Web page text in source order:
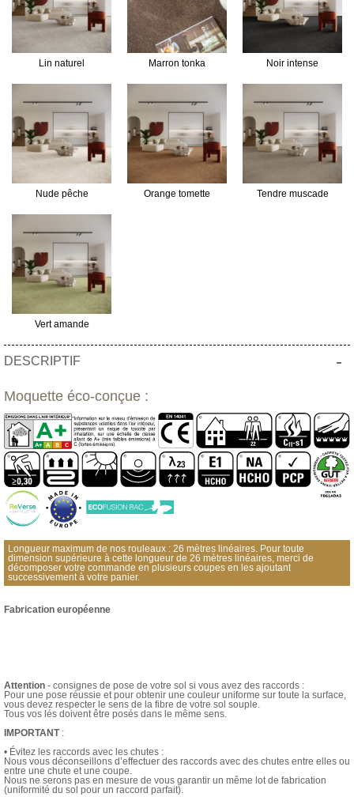
Lin naturel Marron tonka Noir intense
Nude pêche Orange tomette Tendre muscade
Vert amande
DESCRIPTIF -
Moquette éco-conçue :
Longueur maximum de nos rouleaux : 26 mètres linéaires. Pour toute
dimension supérieure à cette longueur de 26 mètres linéaires, merci de
décomposer votre commande en plusieurs coupes en les ajoutant
successivement à votre panier.
Fabrication européenne
Attention - consignes de pose de votre sol si vous avez des raccords :
Pour une pose réussie et pour obtenir une couleur uniforme sur toute la surface,
vous devez respecter le sens de la fibre de votre sol souple.
Tous vos lés doivent être posés dans le même sens.
IMPORTANT:
• Évitez les raccords avec les chutes :
Nous vous déconseillons d’effectuer des raccords avec des chutes entre elles ou
entre une chute et une coupe.
Nous ne serons pas en mesure de vous garantir un même lot de fabrication
(uniformité du sol pour un raccord parfait).